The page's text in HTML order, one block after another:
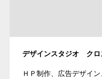
デザインスタジオ クロ
ＨＰ制作、広告デザイ